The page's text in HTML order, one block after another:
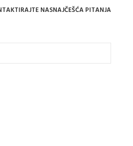
NASNAJČEŠĆA PITANJA